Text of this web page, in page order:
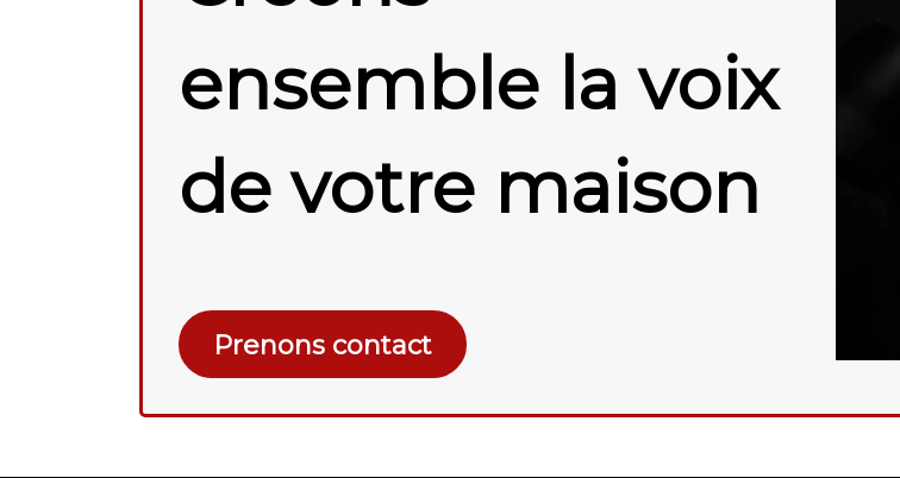
ensemble la voix
de votre maison
Prenons contact